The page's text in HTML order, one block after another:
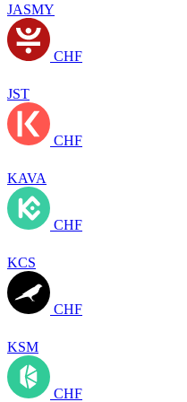
JASMY
CHF
JST
CHF
KAVA
CHF
KCS
CHF
KSM
CHF